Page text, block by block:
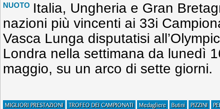
NUOTO Italia, Ungheria e Gran
nazioni più vincenti ai 33i
Vasca Lunga disputatisi
Londra nella settimana da lunedì
maggio, su un arco di sette giorni.
MIGLIORI PRESTAZIONI TROFEO DEI CAMPIONATI Medagliere Butini PIZZINI